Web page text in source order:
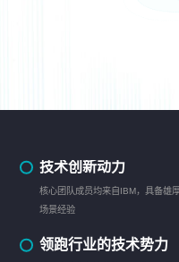
技术创新动力
核心团队成员均来自IBM，具备雄
场景经验
领跑行业的技术势力